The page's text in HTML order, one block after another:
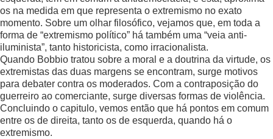
os na medida em que representa o extremismo no exato
momento. Sobre um olhar filosófico, vejamos que, em toda a
forma de “extremismo político” há também uma “veia anti-
iluminista”, tanto historicista, como irracionalista.
Quando Bobbio tratou sobre a moral e a doutrina da virtude, os
extremistas das duas margens se encontram, surge motivos
para debater contra os moderados. Com a contraposição do
guerreiro ao comerciante, surge diversas formas de violência.
Concluindo o capitulo, vemos então que há pontos em comum
entre os de direita, tanto os de esquerda, quando há o
extremismo.